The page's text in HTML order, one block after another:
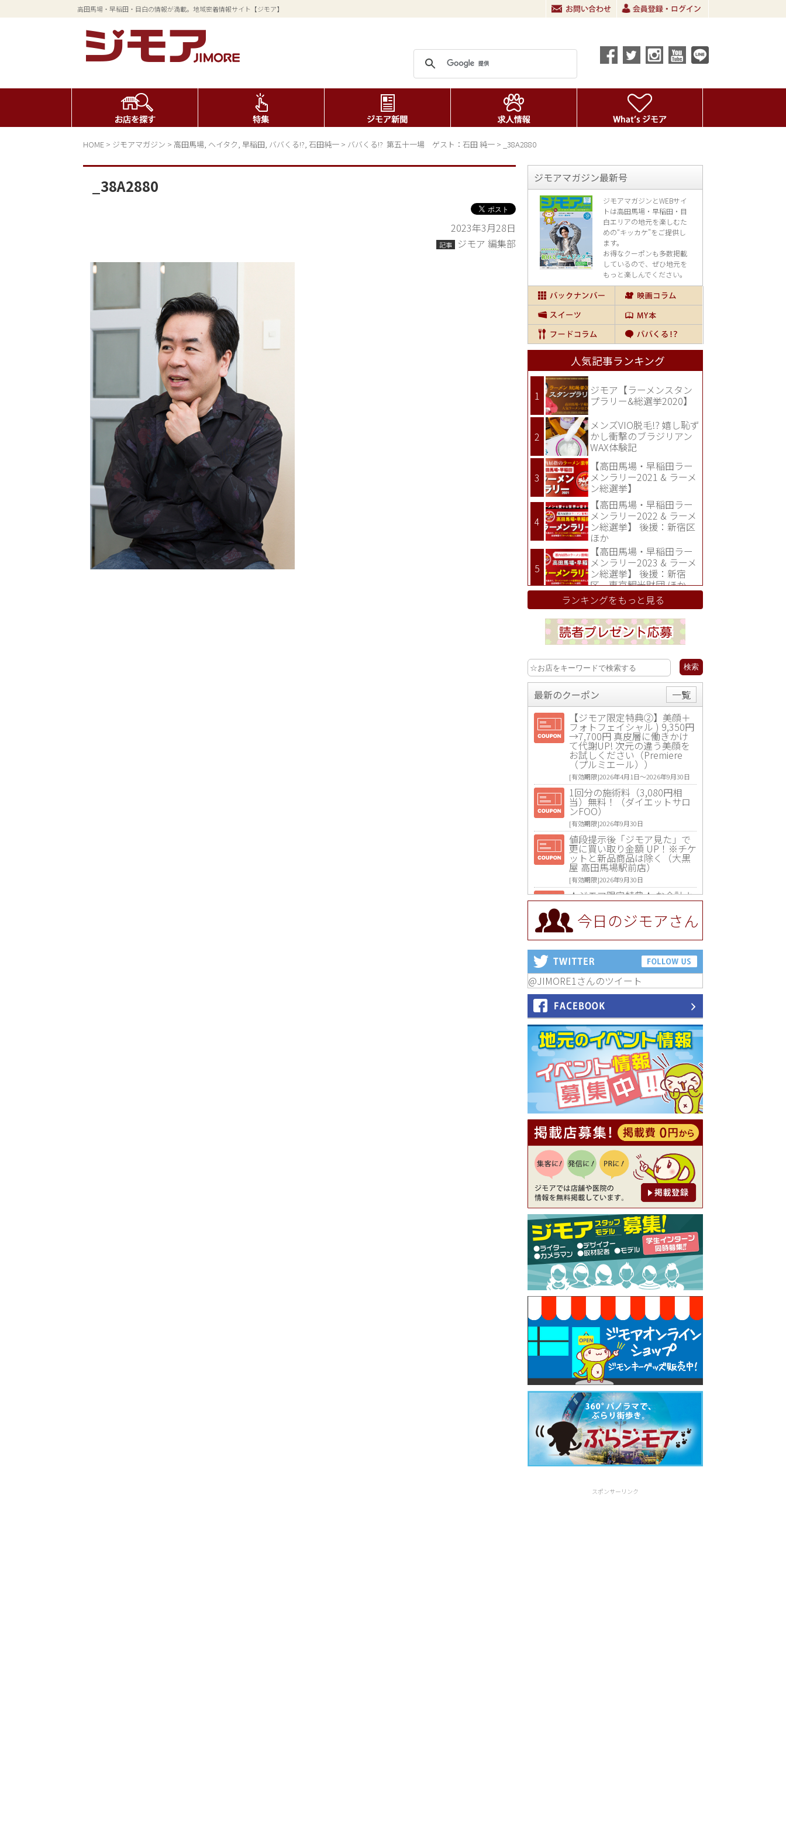
高田馬場・早稲田・目白の情報が満載。地域密着情報サイト【ジモア】
HOME > ジモアマガジン > 高田馬場, ヘイタク, 早稲田, ババくる!?, 石田純一 > ババくる!?  第五十一場　ゲスト：石田 純一 > _38A2880
_38A2880
2023年3月28日
記事 ジモア 編集部
ジモアマガジン最新号
ジモアマガジンとWEBサイ
トは高田馬場・早稲田・目
白エリアの地元を楽しむた
めの“キッカケ”をご提供し
ます。
お得なクーポンも多数掲載
しているので、 ぜひ地元を
もっと楽しんでください。
人気記事ランキング
ジモア【ラーメンスタン
プラリー&総選挙2020】
メンズVIO脱毛!? 嬉し恥ず
かし衝撃のブラジリアン
WAX体験記
【高田馬場・早稲田ラー
メンラリー2021 & ラーメ
ン総選挙】
【高田馬場・早稲田ラー
メンラリー2022 & ラーメ
ン総選挙】 後援：新宿区
ほか
【高田馬場・早稲田ラー
メンラリー2023 & ラーメ
ン総選挙】 後援：新宿
区、東京観光財団 ほか
ランキングをもっと見る
最新のクーポン
一覧
【ジモア限定特典②】美顔＋
フォトフェイシャル ) 9,350円
→7,700円 真皮層に働きかけ
て代謝UP! 次元の違う美顔を
お試しください（Premiere
（プルミエール））
[有効期限]2026年4月1日〜2026年9月30日
1回分の施術料（3,080円相
当）無料！（ダイエットサロ
ンFOO）
[有効期限]2026年9月30日
値段提示後「ジモア見た」で
更に買い取り金額 UP！※チケ
ットと新品商品は除く（大黒
屋 高田馬場駅前店）
[有効期限]2026年9月30日
★ジモア限定特典★ お会計よ
り全品5％OFF（ナチュラル＆
ハンドメイドショップ［マキ
マキ］）
[有効期限]2026年9月30日まで
【ジモア限定①】初回割引 特
価 VIO脱毛11,000円⇒8,800円
（メンズ専門ワックス脱毛サ
ロン Mickle（ミックル））
【ジモア読者特典2】コース 3,
500円→3,000円（料理5品+2
時間飲み放題）（創作イタリ
アン Pia Cuore（ピアクオー
レ））
[有効期限]2026年9月30日
【ジモア読者特典1】料理全品
20％OFF ※18時以降（創作イ
タリアン Pia Cuore（ピアクオ
ーレ））
[有効期限]2026年9月30日
【ジモア限定②】初回割引 特
価 鼻毛脱毛 半額 2,200円⇒1,1
00円（メンズ専門ワックス脱
毛サロン Mickle（ミック
ル））
[有効期限]2026年9月30日
【ジモア限定特典①】まつ毛
カール 3,850円→ 2,750円（Pr
emiere（プルミエール））
[有効期限]2026年9月30日
焼き餃子 一皿サービス（餃子
酒場たっちゃん 西早稲田
店）
[有効期限]2026年9月30日
今日のジモアさん
@JIMORE1さんのツイート
スポンサーリンク